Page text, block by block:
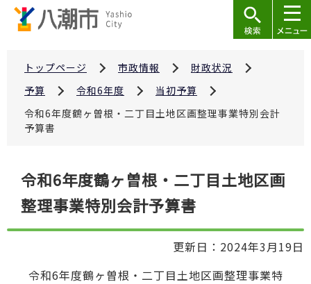
トップページ 市政情報
財政状況
予算
令和6年度
当初予算
令和6年度鶴ヶ曽根・二丁目土地区画整理事業特別会計
予算書
令和6年度鶴ヶ曽根・二丁目土地区画
整理事業特別会計予算書
更新日：2024年3月19日
令和6年度鶴ヶ曽根・二丁目土地区画整理事業特